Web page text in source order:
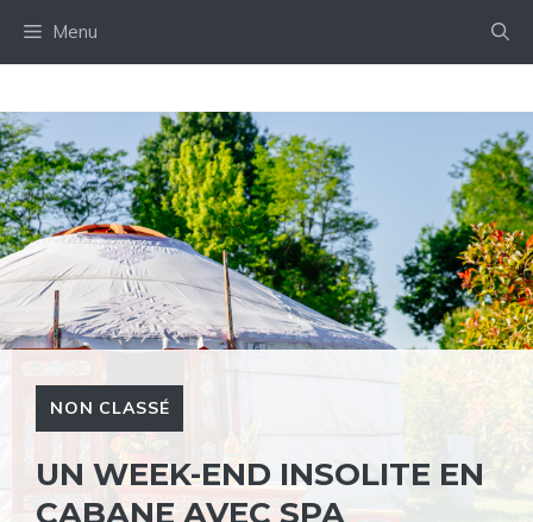
Menu
NON CLASSÉ
UN WEEK-END INSOLITE EN
CABANE AVEC SPA